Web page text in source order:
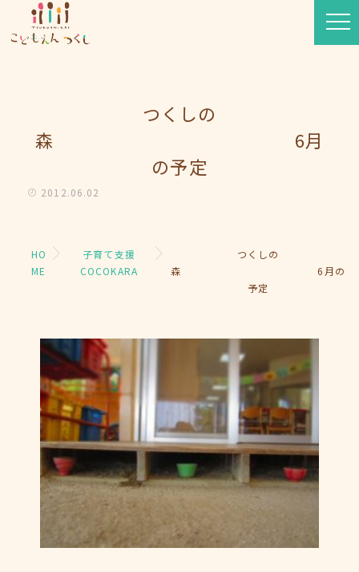
つくしの
森 6月
の予定
2012.06.02
HO
ME
子育て支援
COCOKARA
つくしの
森 6月の
予定